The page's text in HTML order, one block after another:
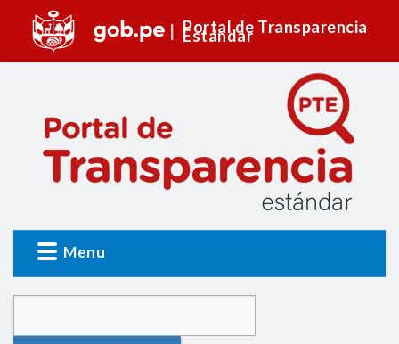
Portal de Transparencia
Estándar
Menu